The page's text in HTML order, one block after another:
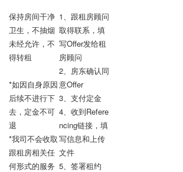
保持房间干净
卫生，不抽烟
未经允许，不
得转租
*如因自身原因
后续不进行下
去，定金不可
退
*我司不会收取
跟租房相关任
何形式的服务
1、跟租房顾问
取得联系，填
写Offer发给租
房顾问
2、房东确认同
意Offer
3、支付定金
4、收到Refere
ncing链接，填
写信息和上传
文件
5、签署租约